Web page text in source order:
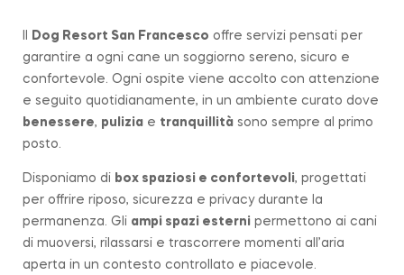
Dog Resort San Francesco offre servizi pensati per
garantire a ogni cane un soggiorno sereno, sicuro e
confortevole. Ogni ospite viene accolto con attenzione
e seguito quotidianamente, in un ambiente curato dove
benessere, pulizia e tranquillità sono sempre al primo
posto.
Disponiamo di box spaziosi e confortevoli, progettati
per offrire riposo, sicurezza e privacy durante la
permanenza. Gli ampi spazi esterni permettono ai cani
di muoversi, rilassarsi e trascorrere momenti all’aria
aperta in un contesto controllato e piacevole.